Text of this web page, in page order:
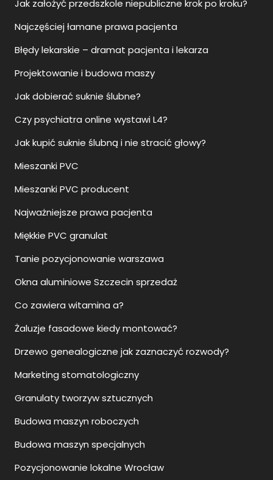
Jak założyć przedszkole niepubliczne krok po kroku?
Najczęściej łamane prawa pacjenta
Błędy lekarskie – dramat pacjenta i lekarza
Projektowanie i budowa maszy
Jak dobierać suknie ślubne?
Czy psychiatra online wystawi L4?
Jak kupić suknie ślubną i nie stracić głowy?
Mieszanki PVC
Mieszanki PVC producent
Najważniejsze prawa pacjenta
Miękkie PVC granulat
Tanie pozycjonowanie warszawa
Okna aluminiowe Szczecin sprzedaż
Co zawiera witamina a?
Żaluzje fasadowe kiedy montować?
Drzewo genealogiczne jak zaznaczyć rozwody?
Marketing stomatologiczny
Granulaty tworzyw sztucznych
Budowa maszyn roboczych
Budowa maszyn specjalnych
Pozycjonowanie lokalne Wrocław